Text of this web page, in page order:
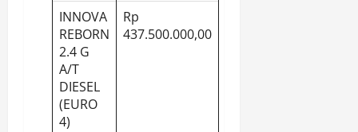
INNOVA
REBORN
2.4 G
A/T
DIESEL
(EURO
4)
Rp
437.500.000,00